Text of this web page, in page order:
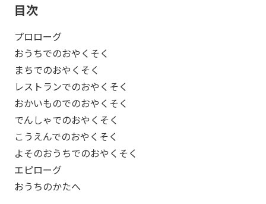
目次
プロローグ
おうちでのおやくそく
まちでのおやくそく
レストランでのおやくそく
おかいものでのおやくそく
でんしゃでのおやくそく
こうえんでのおやくそく
よそのおうちでのおやくそく
エピローグ
おうちのかたへ